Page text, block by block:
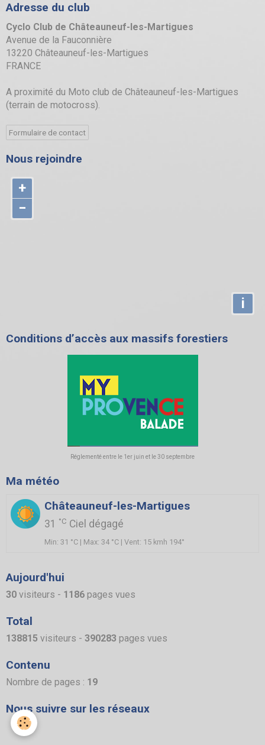
Adresse du club
Cyclo Club de Châteauneuf-les-Martigues
Avenue de la Fauconnière
13220 Châteauneuf-les-Martigues
FRANCE
A proximité du Moto club de Châteauneuf-les-Martigues
(terrain de motocross).
Formulaire de contact
Nous rejoindre
+
−
i
Conditions d’accès aux massifs forestiers
Réglementé entre le 1er juin et le 30 septembre
Ma météo
Châteauneuf-les-Martigues
31 °C Ciel dégagé
Min: 31 °C | Max: 34 °C | Vent: 15 kmh 194°
Aujourd'hui
30 visiteurs - 1186 pages vues
Total
138815 visiteurs - 390283 pages vues
Contenu
Nombre de pages : 19
Nous suivre sur les réseaux